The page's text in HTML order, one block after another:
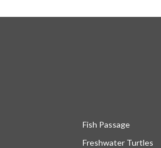
Fish Passage
Freshwater Turtles